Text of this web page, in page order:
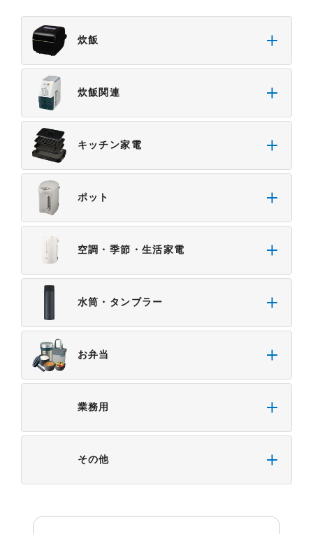
炊飯
炊飯関連
キッチン家電
ポット
空調・季節・生活家電
水筒・タンブラー
お弁当
業務用
その他